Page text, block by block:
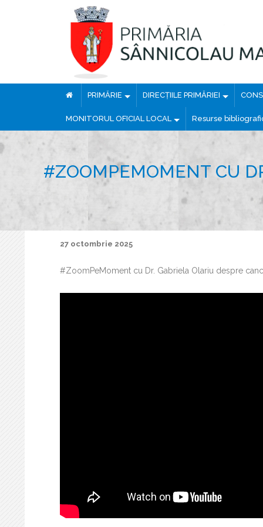
PRIMĂRIE DIRECȚIILE PRIMĂRIEI
MONITORUL OFICIAL LOCAL Resurse
#ZOOMPEMOMENT CU
27 octombrie 2025
#ZoomPeMoment cu Dr. Gabriela Olariu despre